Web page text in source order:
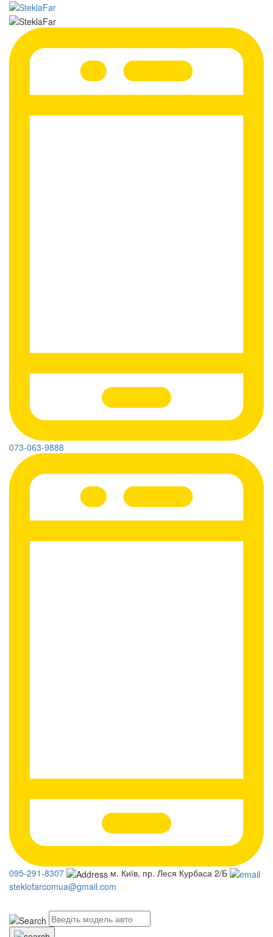
073-063-9888
095-291-8307
м. Київ, пр. Леся Курбаса 2/Б
steklofarcomua@gmail.com